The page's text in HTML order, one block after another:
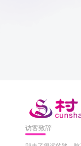
访客致辞